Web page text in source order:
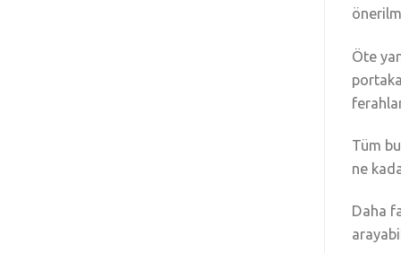
Öte
Tüm
ne
Daha